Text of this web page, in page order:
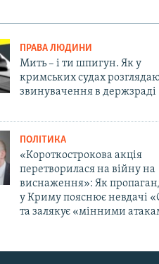
ПРАВА ЛЮДИНИ
Мить – і ти шпигун. Як у
кримських судах
звинувачення в держзраді
ПОЛІТИКА
«Короткострокова акція
перетворилася на війну на
виснаження»: Як
у Криму пояснює невдачі
та залякує «мінними